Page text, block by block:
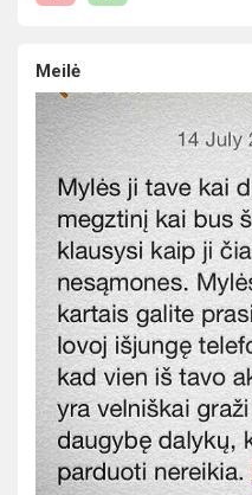
Meilė